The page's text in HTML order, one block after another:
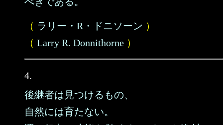
（ ラリー・R・ドニソーン ）
（ Larry R. Donnithorne ）
4.
後継者は見つけるもの、
自然には育たない。